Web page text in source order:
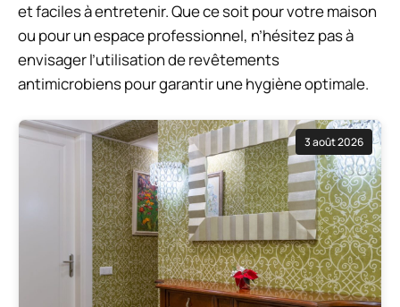
et faciles à entretenir. Que ce soit pour votre maison
ou pour un espace professionnel, n’hésitez pas à
envisager l’utilisation de revêtements
antimicrobiens pour garantir une hygiène optimale.
3 août 2026